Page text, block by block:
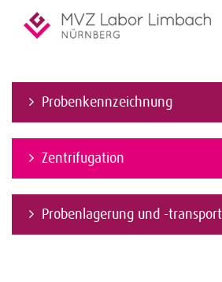
Probenkennzeichnung
Zentrifugation
Probenlagerung und -transport